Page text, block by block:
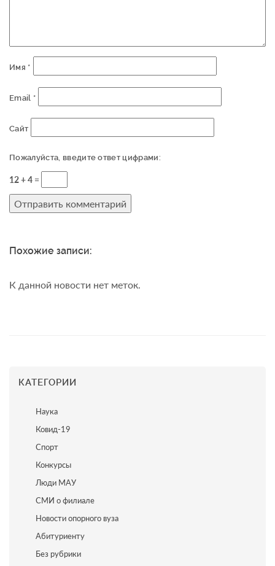
Имя *
Email *
Сайт
Пожалуйста, введите ответ цифрами:
12 + 4 =
Похожие записи:
К данной новости нет меток.
КАТЕГОРИИ
Наука
Ковид-19
Спорт
Конкурсы
Люди МАУ
СМИ о филиале
Новости опорного вуза
Абитуриенту
Без рубрики